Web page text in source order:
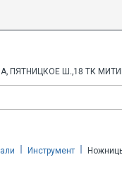
ПЯТНИЦКОЕ Ш.,18 ТК
Инструмент